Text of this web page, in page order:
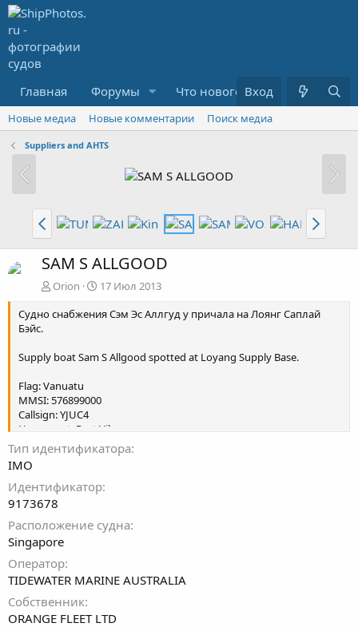
Главная Форумы Что нового? Медиа
Вход
Новые медиа Новые комментарии Поиск медиа
Suppliers and AHTS
SAM S ALLGOOD
Orion
17 Июл 2013
Судно снабжения Сэм Эс Аллгуд у причала на Лоянг Саплай
Бэйс.
Supply boat Sam S Allgood spotted at Loyang Supply Base.
Flag: Vanuatu
MMSI: 576899000
Callsign: YJUC4
Home port: Port Vila
Class society: American Bureau Of Shipping
Shipyard: Stx Osv Brattvaag, Brattvaag, Norway
Ex-name: Monarch Bay
Тип идентификатора
IMO
Идентификатор
9173678
Расположение судна
Singapore
Оператор
TIDEWATER MARINE AUSTRALIA
Собственник
ORANGE FLEET LTD